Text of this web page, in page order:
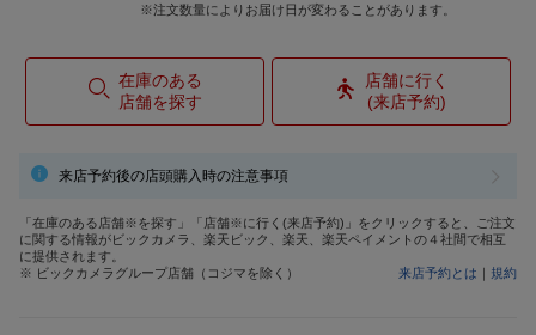
※注文数量によりお届け日が変わることがあります。
在庫のある
店舗を探す
店舗に行く
(来店予約)
来店予約後の店頭購入時の注意事項
「在庫のある店舗※を探す」「店舗※に行く(来店予約)」をクリックすると、ご注文
に関する情報がビックカメラ、楽天ビック、楽天、楽天ペイメントの４社間で相互
に提供されます。
※ ビックカメラグループ店舗（コジマを除く）
来店予約とは ｜ 規約